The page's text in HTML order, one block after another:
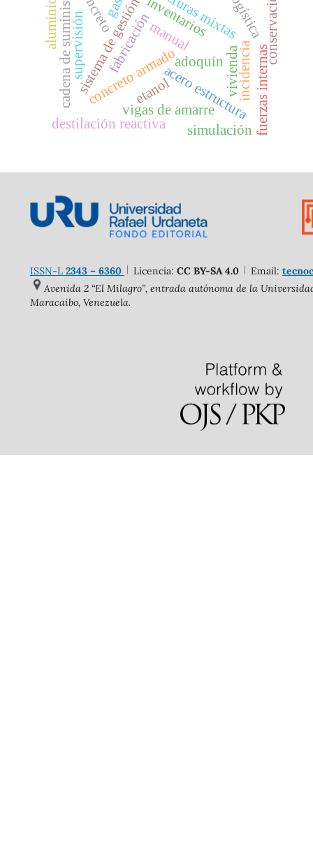
concreto armadoacero estructura
incidencia
vigas de amarre fuerzas internas
sistema de gestión
supervisión vivienda
manual
adoquín
fabricación
cadena de suministro logística
inventarios
simulación
destilación reactiva
etanol
conservación
aluminio
ISSN-L2343 – 6360 Licencia: CC BY-SA 4.0 Email:
Avenida 2 “El Milagro”, entrada autónoma de la
Maracaibo, Venezuela.